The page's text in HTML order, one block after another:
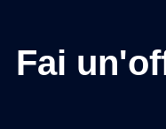
Fai